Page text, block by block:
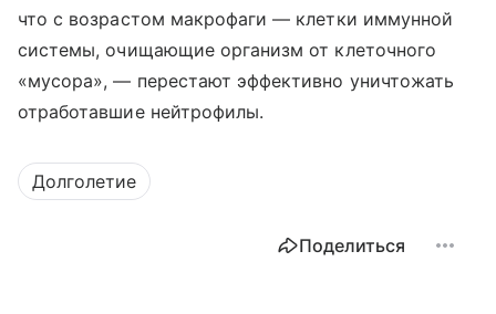
что с возрастом макрофаги — клетки иммунной
системы, очищающие организм от клеточного
«мусора», — перестают эффективно уничтожать
отработавшие нейтрофилы.
Долголетие
Поделиться